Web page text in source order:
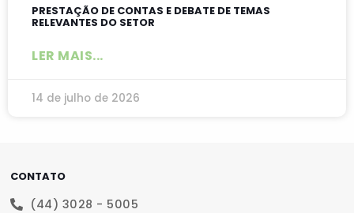
PRESTAÇÃO DE CONTAS E DEBATE DE TEMAS
RELEVANTES DO SETOR
LER MAIS...
14 de julho de 2026
CONTATO
(44) 3028 - 5005